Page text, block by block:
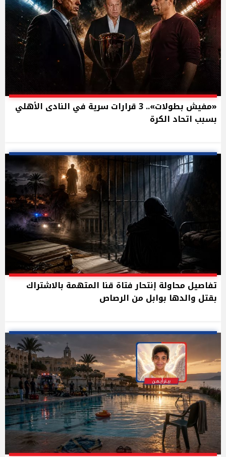
«مفيش بطولات».. 3 قرارات سرية في النادى الأهلي
بسبب اتحاد الكرة
تفاصيل محاولة إنتحار فتاة قنا المتهمة بالاشتراك
بقتل والدها بوابل من الرصاص